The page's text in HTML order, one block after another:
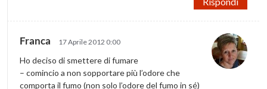
Franca 17 Aprile 2012 0:00
Ho deciso di smettere di fumare
– comincio a non sopportare più l’odore che
comporta il fumo (non solo l’odore del fumo in sé)